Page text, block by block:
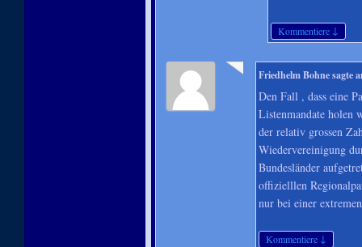
Kommentiere ↓
Friedhelm Bohnesagte
Den Fall , dass eine
Listenmandate holen
der relativ grossen
Wiedervereinigung
Bundesländer
offizielllen
nur bei einer
Kommentiere ↓